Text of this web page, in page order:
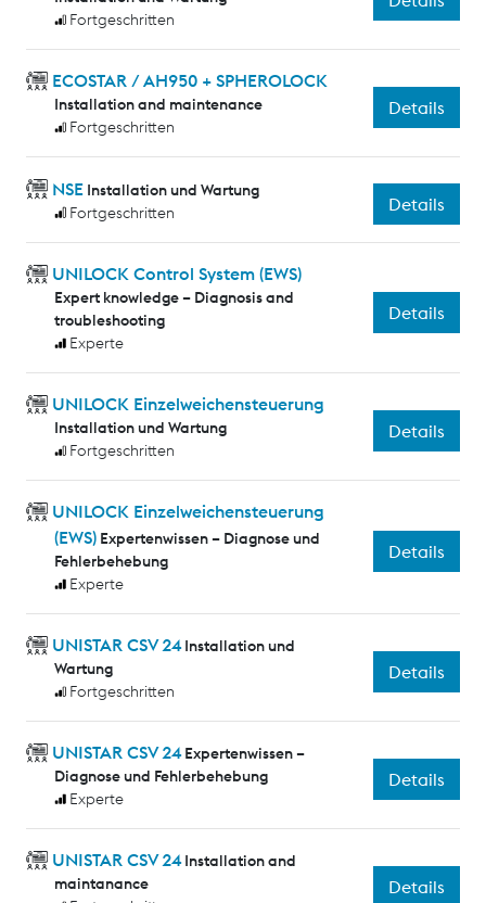
Fortgeschritten
ECOSTAR / AH950 + SPHEROLOCK
Installation and maintenance
Fortgeschritten
Details
NSE Installation und Wartung
Fortgeschritten
Details
UNILOCK Control System (EWS)
Expert knowledge – Diagnosis and
troubleshooting
Experte
Details
UNILOCK Einzelweichensteuerung
Installation und Wartung
Fortgeschritten
Details
UNILOCK Einzelweichensteuerung
(EWS) Expertenwissen – Diagnose und
Fehlerbehebung
Experte
Details
UNISTAR CSV 24 Installation und
Wartung
Fortgeschritten
Details
UNISTAR CSV 24 Expertenwissen –
Diagnose und Fehlerbehebung
Experte
Details
UNISTAR CSV 24 Installation and
maintanance
Details